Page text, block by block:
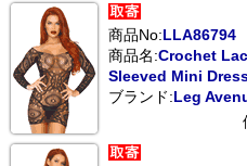
商品No:LLA86794
商品名:Crochet
Sleeved Mini
ブランド:Leg